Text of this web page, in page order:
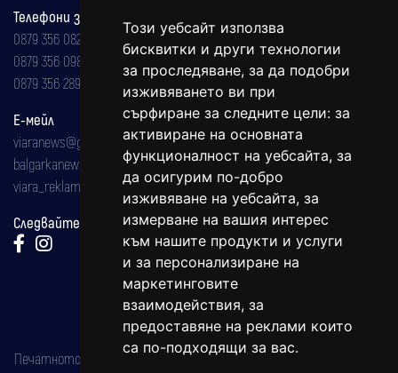
Този уебсайт използва
бисквитки и други технологии
за проследяване, за да подобри
изживяването ви при
сърфиране за следните цели: за
активиране на основната
функционалност на уебсайта, за
да осигурим по-добро
изживяване на уебсайта, за
измерване на вашия интерес
към нашите продукти и услуги
и за персонализиране на
маркетинговите
взаимодействия, за
предоставяне на реклами които
са по-подходящи за вас.
Телефони за реклама и абонаменти
0879 356 082
0879 356 098
0879 356 289
Е-мейл
viaranews@gmail.com
balgarkanews@gmail.com
viara_reklama@mail.bg
Следвайте ни:
Печатното издание на вестника е регистрирано в националния